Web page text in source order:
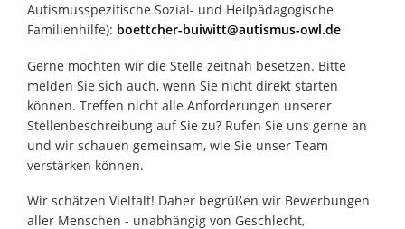
Autismusspezifische Sozial- und Heilpädagogische
Familienhilfe): boettcher-buiwitt@autismus-owl.de
Gerne möchten wir die Stelle zeitnah besetzen. Bitte
melden Sie sich auch, wenn Sie nicht direkt starten
können. Treffen nicht alle Anforderungen unserer
Stellenbeschreibung auf Sie zu? Rufen Sie uns gerne an
und wir schauen gemeinsam, wie Sie unser Team
verstärken können.
Wir schätzen Vielfalt! Daher begrüßen wir Bewerbungen
aller Menschen - unabhängig von Geschlecht,